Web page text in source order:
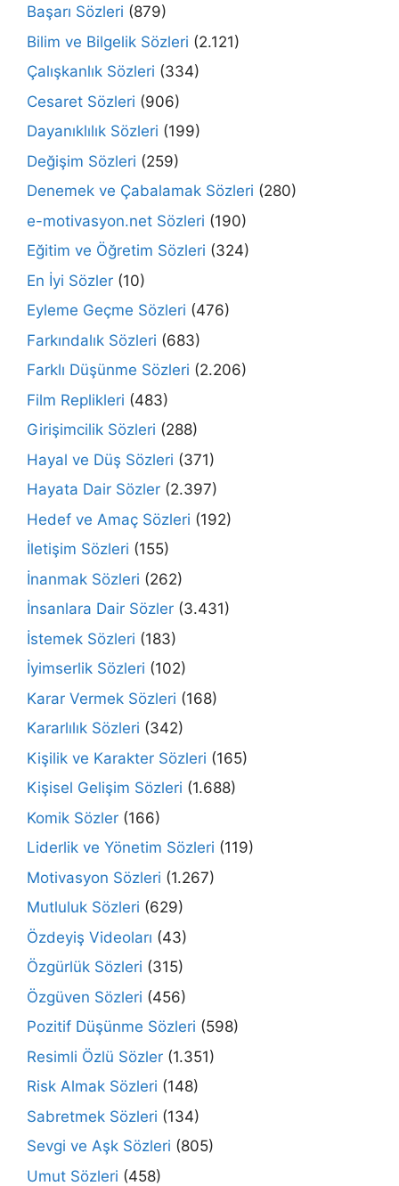
Başarı Sözleri (879)
Bilim ve Bilgelik Sözleri (2.121)
Çalışkanlık Sözleri (334)
Cesaret Sözleri (906)
Dayanıklılık Sözleri (199)
Değişim Sözleri (259)
Denemek ve Çabalamak Sözleri (280)
e-motivasyon.net Sözleri (190)
Eğitim ve Öğretim Sözleri (324)
En İyi Sözler (10)
Eyleme Geçme Sözleri (476)
Farkındalık Sözleri (683)
Farklı Düşünme Sözleri (2.206)
Film Replikleri (483)
Girişimcilik Sözleri (288)
Hayal ve Düş Sözleri (371)
Hayata Dair Sözler (2.397)
Hedef ve Amaç Sözleri (192)
İletişim Sözleri (155)
İnanmak Sözleri (262)
İnsanlara Dair Sözler (3.431)
İstemek Sözleri (183)
İyimserlik Sözleri (102)
Karar Vermek Sözleri (168)
Kararlılık Sözleri (342)
Kişilik ve Karakter Sözleri (165)
Kişisel Gelişim Sözleri (1.688)
Komik Sözler (166)
Liderlik ve Yönetim Sözleri (119)
Motivasyon Sözleri (1.267)
Mutluluk Sözleri (629)
Özdeyiş Videoları (43)
Özgürlük Sözleri (315)
Özgüven Sözleri (456)
Pozitif Düşünme Sözleri (598)
Resimli Özlü Sözler (1.351)
Risk Almak Sözleri (148)
Sabretmek Sözleri (134)
Sevgi ve Aşk Sözleri (805)
Umut Sözleri (458)